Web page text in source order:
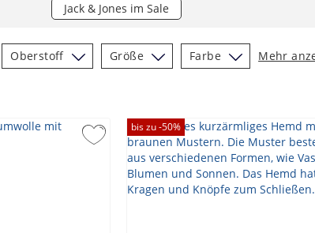
Jack & Jones im Sale
Oberstoff Größe Farbe
Mehr
bis zu -50%